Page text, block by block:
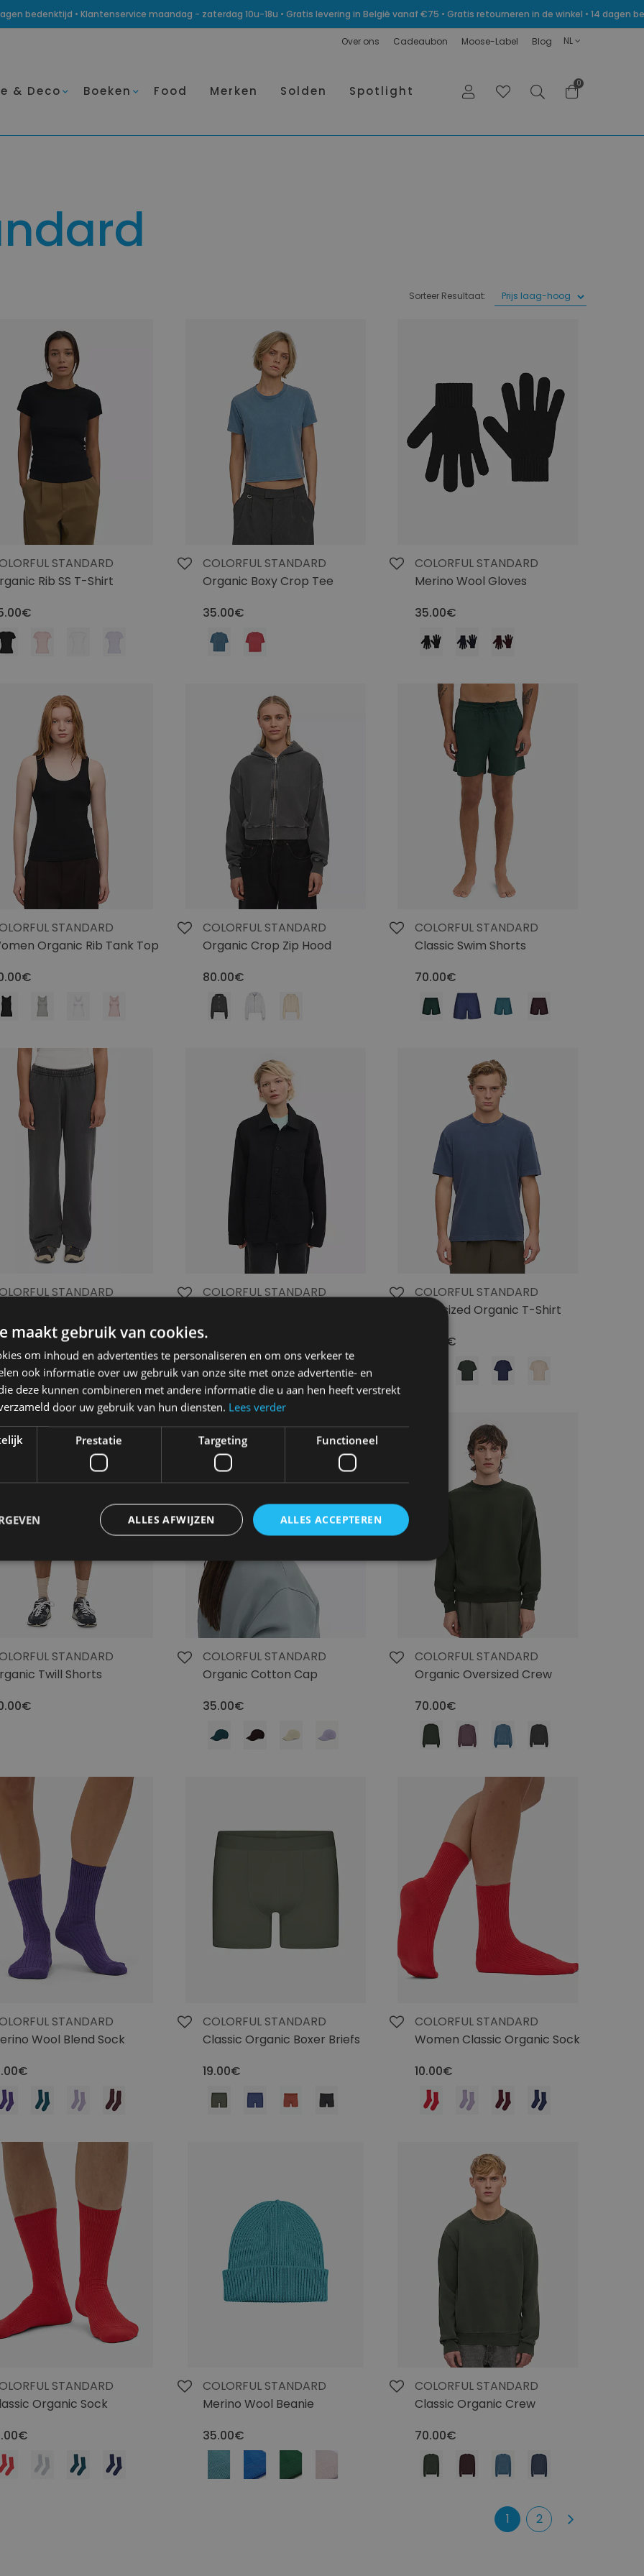
bedenktijd • Klantenservice maandag - zaterdag 10u-18u • Gratis levering in België vanaf €75 • Gratis retourneren in de winkel • 14
Over ons Cadeaubon Moose-Label Blog NL
& Deco Boeken Food Merken Solden Spotlight
0
Sorteer Resultaat:
STANDARD
Rib SS T-Shirt
COLORFUL STANDARD
Organic Boxy Crop Tee
35.00€
COLORFUL STANDARD
Merino Wool Gloves
35.00€
STANDARD
Organic Rib Tank Top
COLORFUL STANDARD
Organic Crop Zip Hood
80.00€
COLORFUL STANDARD
Classic Swim Shorts
70.00€
STANDARD
COLORFUL STANDARD
135.00€
COLORFUL STANDARD
Oversized Organic T-Shirt
35.00€
STANDARD
Twill Shorts
COLORFUL STANDARD
Organic Cotton Cap
35.00€
COLORFUL STANDARD
Organic Oversized Crew
70.00€
STANDARD
Wool Blend Sock
COLORFUL STANDARD
Classic Organic Boxer Briefs
19.00€
COLORFUL STANDARD
Women Classic Organic Sock
10.00€
STANDARD
Organic Sock
COLORFUL STANDARD
Merino Wool Beanie
35.00€
COLORFUL STANDARD
Classic Organic Crew
70.00€
1 2
maakt gebruik van cookies.
om inhoud en advertenties te personaliseren en om ons verkeer te
ook informatie over uw gebruik van onze site met onze advertentie- en
deze kunnen combineren met andere informatie die u aan hen heeft verstrekt
door uw gebruik van hun diensten. Lees verder
Prestatie Targeting Functioneel
ALLES ACCEPTEREN
ALLES AFWIJZEN